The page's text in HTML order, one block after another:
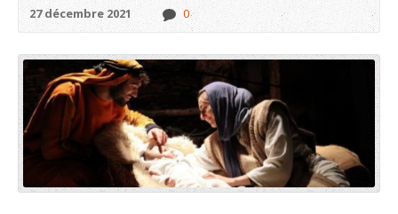
27 décembre 2021 0